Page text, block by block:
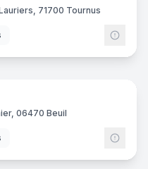
71700 Tournus
24
06470 Beuil